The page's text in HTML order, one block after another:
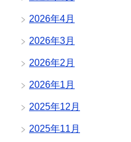
2026年4月
2026年3月
2026年2月
2026年1月
2025年12月
2025年11月